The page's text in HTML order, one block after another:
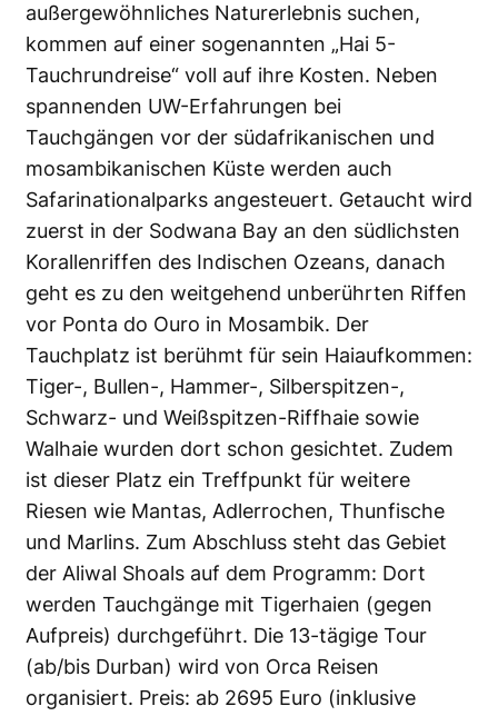
außergewöhnliches Naturerlebnis suchen,
kommen auf einer sogenannten „Hai 5-
Tauchrundreise“ voll auf ihre Kosten. Neben
spannenden UW-Erfahrungen bei
Tauchgängen vor der südafrikanischen und
mosambikanischen Küste werden auch
Safarinationalparks angesteuert. Getaucht wird
zuerst in der Sodwana Bay an den südlichsten
Korallenriffen des Indischen Ozeans, danach
geht es zu den weitgehend unberührten Riffen
vor Ponta do Ouro in Mosambik. Der
Tauchplatz ist berühmt für sein Haiaufkommen:
Tiger-, Bullen-, Hammer-, Silberspitzen-,
Schwarz- und Weißspitzen-Riffhaie sowie
Walhaie wurden dort schon gesichtet. Zudem
ist dieser Platz ein Treffpunkt für weitere
Riesen wie Mantas, Adlerrochen, Thunfische
und Marlins. Zum Abschluss steht das Gebiet
der Aliwal Shoals auf dem Programm: Dort
werden Tauchgänge mit Tigerhaien (gegen
Aufpreis) durchgeführt. Die 13-tägige Tour
(ab/bis Durban) wird von Orca Reisen
organisiert. Preis: ab 2695 Euro (inklusive